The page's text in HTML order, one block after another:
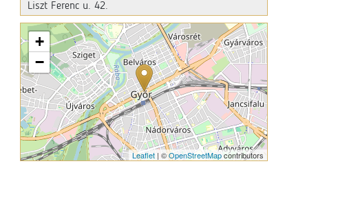
Liszt Ferenc u. 42.
+
−
Leaflet | ©OpenStreetMapcontributors